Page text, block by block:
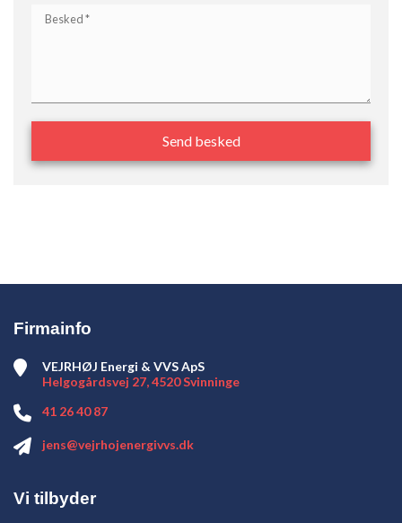
Firmainfo
VEJRHØJ Energi & VVS ApS
Helgogårdsvej 27, 4520 Svinninge
41 26 40 87
jens@vejrhojenergivvs.dk
Vi tilbyder